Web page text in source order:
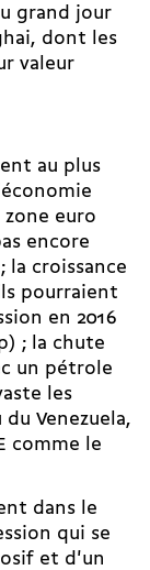
grand jour
dont les
valeur
au plus
euro
encore
la croissance
pourraient
en 2016
; la chute
un pétrole
les
Venezuela,
comme le
dans le
qui se
et d'un